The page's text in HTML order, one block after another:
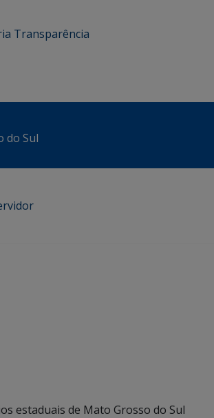
Transparência
do Sul
estaduais de Mato Grosso do Sul